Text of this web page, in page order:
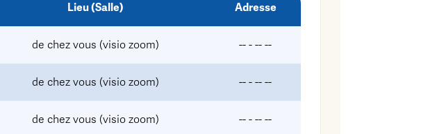
Lieu (Salle) Adresse
de chez vous (visio zoom) -- - -- --
de chez vous (visio zoom) -- - -- --
de chez vous (visio zoom) -- - -- --